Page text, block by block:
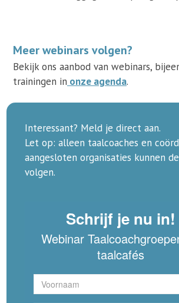
Meer webinars volgen?
Bekijk ons aanbod van webinars,
trainingen in onze agenda.
Interessant? Meld je direct aan.
Let op: alleen taalcoaches en
aangesloten organisaties kunnen
volgen.